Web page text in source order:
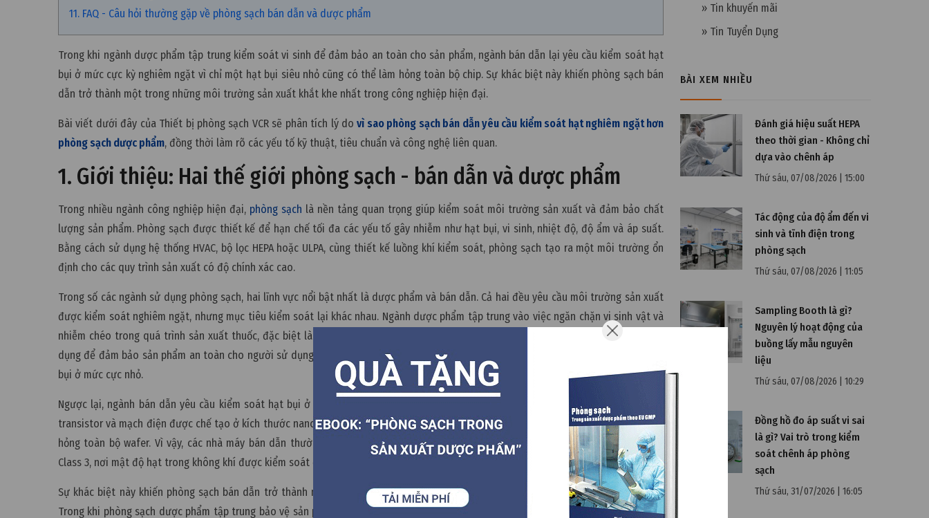
11. FAQ - Câu hỏi thường gặp về phòng sạch bán dẫn và dược phẩm
Trong khi ngành dược phẩm tập trung kiểm soát vi sinh để đảm bảo an toàn cho sản phẩm, ngành bán dẫn lại yêu cầu kiểm soát hạt
bụi ở mức cực kỳ nghiêm ngặt vì chỉ một hạt bụi siêu nhỏ cũng có thể làm hỏng toàn bộ chip. Sự khác biệt này khiến phòng sạch bán
dẫn trở thành một trong những môi trường sản xuất khắt khe nhất trong công nghiệp hiện đại.
Bài viết dưới đây của Thiết bị phòng sạch VCRsẽ phân tích lý dovì sao phòng sạch bán dẫn yêu cầu kiểm soát hạt nghiêm ngặt hơn
phòng sạch dược phẩm, đồng thời làm rõ các yếu tố kỹ thuật, tiêu chuẩn và công nghệ liên quan.
1. Giới thiệu: Hai thế giới phòng sạch - bán dẫn và dược phẩm
Trong nhiều ngành công nghiệp hiện đại, phòng sạch là nền tảng quan trọng giúp kiểm soát môi trường sản xuất và đảm bảo chất
lượng sản phẩm. Phòng sạch được thiết kế để hạn chế tối đa các yếu tố gây nhiễm như hạt bụi, vi sinh, nhiệt độ, độ ẩm và áp suất.
Bằng cách sử dụng hệ thống HVAC, bộ lọc HEPA hoặc ULPA, cùng thiết kế luồng khí kiểm soát, phòng sạch tạo ra một môi trường ổn
định cho các quy trình sản xuất có độ chính xác cao.
Trong số các ngành sử dụng phòng sạch, hai lĩnh vực nổi bật nhất là dược phẩm và bán dẫn. Cả hai đều yêu cầu môi trường sản xuất
được kiểm soát nghiêm ngặt, nhưng mục tiêu kiểm soát lại khác nhau. Ngành dược phẩm tập trung vào việc ngăn chặn vi sinh vật và
nhiễm chéo trong quá trình sản xuất thuốc, đặc biệt là thuốc vô trùng. Vì vậy, các tiêu chuẩn như EU GMP hoặc ISO 14644 được áp
dụng để đảm bảo sản phẩm an toàn cho người sử dụng. Trong bối cảnh này, kiểm soát vi sinh thường quan trọng hơn kiểm soát hạt
bụi ở mức cực nhỏ.
Ngược lại, ngành bán dẫn yêu cầu kiểm soát hạt bụi ở mức độ khắt khe hơn rất nhiều. Trong quá trình sản xuất chip, các cấu trúc
transistor và mạch điện được chế tạo ở kích thước nanomet. Điều này khiến chỉ một hạt bụi cực nhỏ cũng có thể gây lỗi mạch và làm
hỏng toàn bộ wafer. Vì vậy, các nhà máy bán dẫn thường vận hành trong môi trường phòng sạch đạt cấp độ ISO Class 1 hoặc ISO
Class 3, nơi mật độ hạt trong không khí được kiểm soát ở mức cực thấp.
Sự khác biệt này khiến phòng sạch bán dẫn trở thành một trong những môi trường sản xuất nghiêm ngặt nhất trong công nghiệp.
Trong khi phòng sạch dược phẩm tập trung bảo vệ sản phẩm khỏi vi sinh vật gây hại, phòng sạch bán dẫn phải loại bỏ gần như toàn
» Tin khuyến mãi
» Tin Tuyển Dụng
BÀI XEM NHIỀU
Đánh giá hiệu suất HEPA
theo thời gian - Không chỉ
dựa vào chênh áp
Thứ sáu, 07/08/2026 | 15:00
Tác động của độ ẩm đến vi
sinh và tĩnh điện trong
phòng sạch
Thứ sáu, 07/08/2026 | 11:05
Sampling Booth là gì?
Nguyên lý hoạt động của
buồng lấy mẫu nguyên
liệu
Thứ sáu, 07/08/2026 | 10:29
Đồng hồ đo áp suất vi sai
là gì? Vai trò trong kiểm
soát chênh áp phòng
sạch
Thứ sáu, 31/07/2026 | 16:05